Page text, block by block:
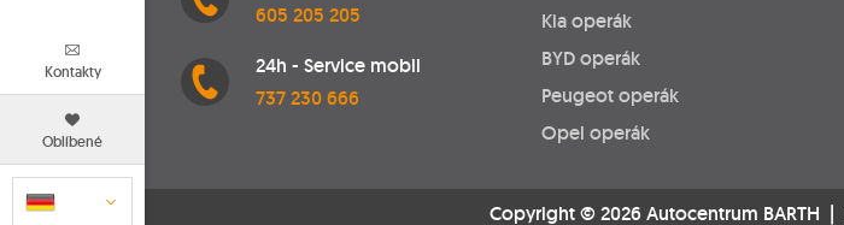
Kontakty
Oblíbené
605 205 205
24h - Service mobil
737 230 666
Kia operák
BYD operák
Peugeot operák
Opel operák
Copyright © 2026 Autocentrum BARTH |